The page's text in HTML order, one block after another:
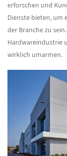
erforschen und
Dienste bieten, um
der Branche zu
Hardwareindustrie
wirklich umarmen.